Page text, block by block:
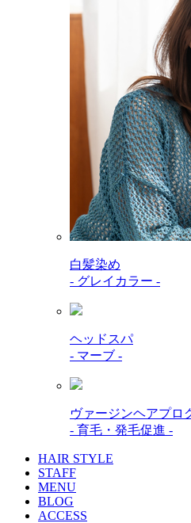
白髪染め
- グレイカラー -
ヘッドスパ
- マーブ -
ヴァージンヘアプロ
- 育毛・発毛促進 -
HAIR STYLE
STAFF
MENU
BLOG
ACCESS